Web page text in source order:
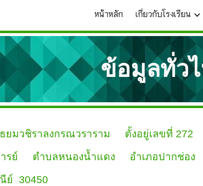
Skip to main contentหน้าหลัก เกี่ยวกับโรงเรียน
ข้อมูลทั่ว
ธยมวชิราลงกรณวราราม ตั้งอยู่เลขที่
ำบลหนองน้ำแดง อำเภอปากช่อง จั